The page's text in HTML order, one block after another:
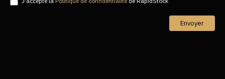
Envoyer